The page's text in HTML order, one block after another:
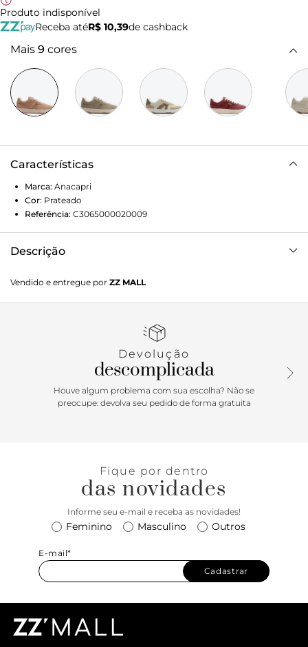
Produto indisponível
Receba atéR$ 10,39de cashback
Mais 9 cores
Características
Marca: Anacapri
Cor: Prateado
Referência: C3065000020009
Descrição
descobrir e viver intensamente cada momento,
lançamento Verão 2025. Tênis AC1119 alumínio prata. Com
tratorado preto, o modelo com cabedal em alumínio prata
pesponto nas laterais e contornos, com recorte em peça
em napa bege aplicada na parte traseira. De amarrar por
atacadores, possui parte interna forrada. Com aplicação de
peça recortada com design em “A” em napa bege e tag
Com nova construção de solado imponente e design de
recortes no cabedal, o modelo garante estabilidade no
descomplicado, comfy e fresh, combine esse modelinho
desejo com peças leves e curta todos os dias de verão! <3
Vendido e entregue por ZZ MALL
Devolução
descomplicada
Houve algum problema com sua escolha? Não se
preocupe: devolva seu pedido de forma gratuita
Fique por dentro
das novidades
Informe seu e-mail e receba as novidades!
Feminino Masculino Outros
E-mail*
Cadastrar